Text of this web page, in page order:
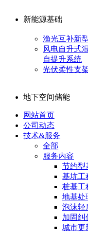
新能源基础
渔光互补新
风电自升式
自提升系统
光伏柔性支
地下空间储能
网站首页
公司动态
技术&服务
全部
服务内容
节约型
基坑工
桩基工
地基处
泡沫轻
加固纠
城市更